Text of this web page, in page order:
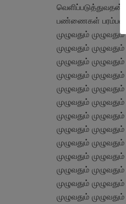
பண்ணைகள்
முழுவதும்
முழுவதும்
முழுவதும்
முழுவதும்
முழுவதும்
முழுவதும்
முழுவதும்
முழுவதும்
முழுவதும்
முழுவதும்
முழுவதும்
முழுவதும்
முழுவதும்